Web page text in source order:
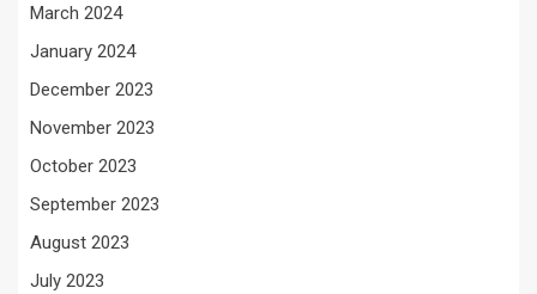
March 2024
January 2024
December 2023
November 2023
October 2023
September 2023
August 2023
July 2023